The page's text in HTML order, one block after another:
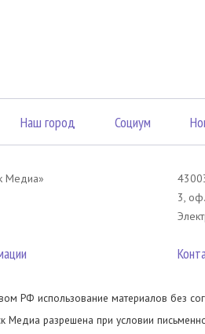
Наш город Социум
Mедиа»
3,
РФ использование материалов без
разрешена при условии